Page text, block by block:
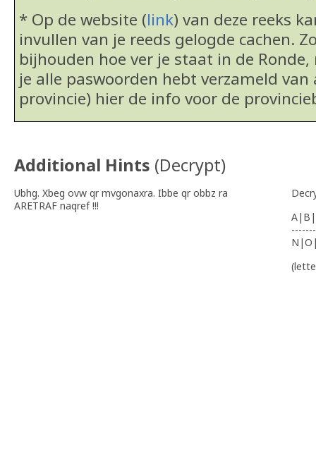
* Op de website (link) van deze reeks
invullen van je reeds gelogde cachen.
bijhouden hoe ver je staat in de
je alle paswoorden hebt verzameld
provincie) hier de info voor de
Additional Hints (Decrypt)
Ubhg. Xbeg ovw qr mvgonaxra. Ibbe qr obbz ra
ARETRAF naqref !!!